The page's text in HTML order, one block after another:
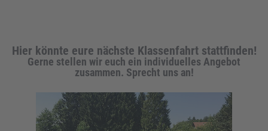
Hier könnte eure nächste Klassenfahrt stattfinden!
Gerne stellen wir euch ein individuelles Angebot
zusammen. Sprecht uns an!